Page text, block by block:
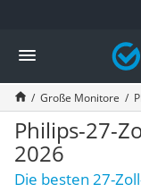
Die beliebtesten
Elektronik
Powerstation
Monitor 32 Zoll 4K
Fernseher
Drucker
Desktop-PC
Monitor
Große Monitore
Philips-27-
2026
Die besten 27-